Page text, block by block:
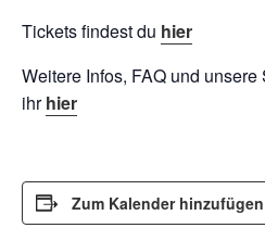
Tickets findest du hier
Weitere Infos, FAQ und
ihrhier
Zum Kalender hinzufügen